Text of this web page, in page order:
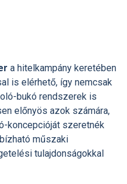
a hitelkampány keretében
is elérhető, így nemcsak
bukó rendszerek is
előnyös azok számára,
koncepcióját szeretnék
műszaki
tulajdonságokkal